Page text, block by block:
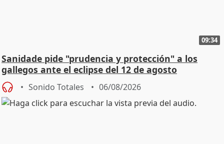
09:34
Sanidade pide "prudencia y protección" a los
gallegos ante el eclipse del 12 de agosto
Sonido Totales 06/08/2026